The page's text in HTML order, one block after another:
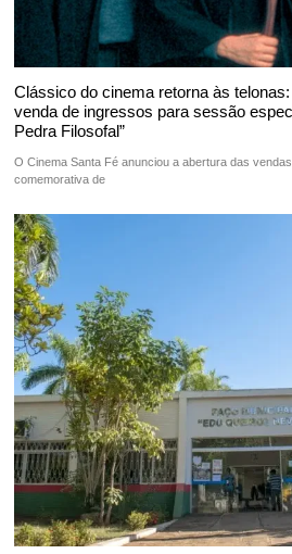
Clássico do cinema retorna às
venda de ingressos para sessão
Pedra Filosofal”
O Cinema Santa Fé anunciou a abertura das
comemorativa de